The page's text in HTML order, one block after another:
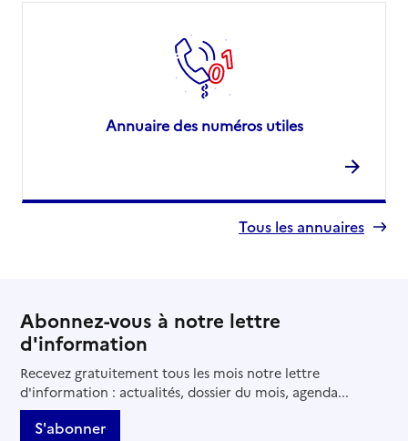
Annuaire des numéros utiles
Tous les annuaires
Abonnez-vous à notre lettre
d'information
Recevez gratuitement tous les mois notre lettre
d'information : actualités, dossier du mois, agenda...
S'abonner